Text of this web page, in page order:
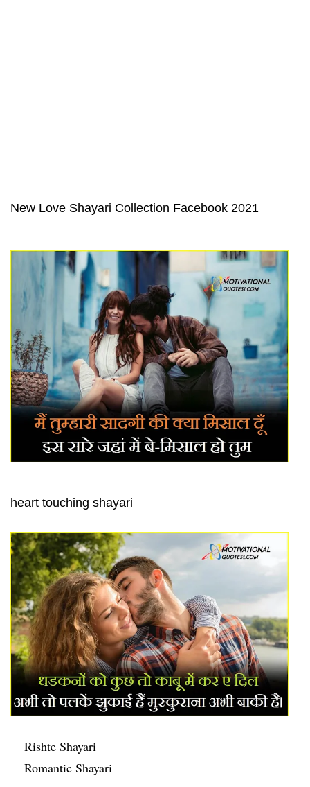
New Love Shayari Collection Facebook 2021
heart touching shayari
Rishte Shayari
Romantic Shayari